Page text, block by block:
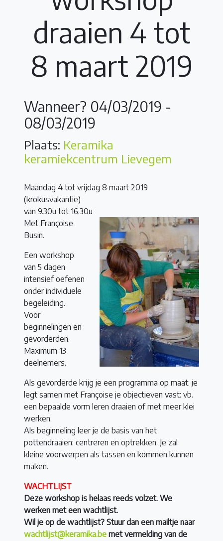
draaien 4 tot
8 maart 2019
Wanneer? 04/03/2019 -
08/03/2019
Plaats: Keramika
keramiekcentrum Lievegem
Maandag 4 tot vrijdag 8 maart 2019
(krokusvakantie)
van 9.30u tot 16.30u
Met Françoise
Busin.
Een workshop
van 5 dagen
intensief oefenen
onder individuele
begeleiding.
Voor
beginnelingen en
gevorderden.
Maximum 13
deelnemers.
Als gevorderde krijg je een programma op maat: je
legt samen met Françoise je objectieven vast: vb.
een bepaalde vorm leren draaien of met meer klei
werken.
Als beginneling leer je de basis van het
pottendraaien: centreren en optrekken. Je zal
kleine voorwerpen als tassen en kommen kunnen
maken.
WACHTLIJST
Deze workshop is helaas reeds volzet. We
werken met een wachtlijst.
Wil je op de wachtlijst? Stuur dan een mailtje naar
wachtlijst@keramika.be met vermelding van de